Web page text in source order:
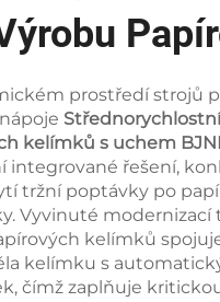
S
prostředí strojů
kelímků s uchem
integrované řešení,
tržní poptávky po
Vyvinuté
kelímků
kelímku s
čímž zaplňuje